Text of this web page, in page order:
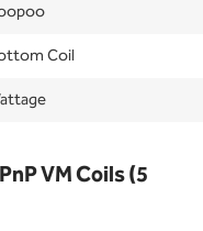
Coil
VM Coils (5